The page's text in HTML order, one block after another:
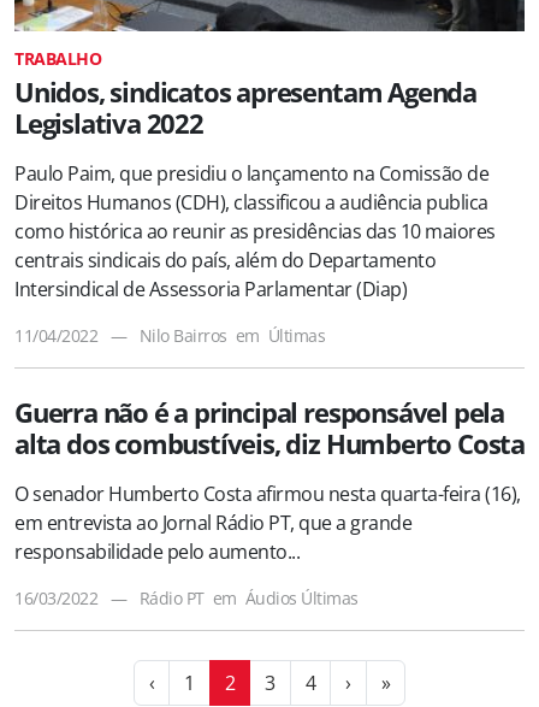
TRABALHO
Unidos, sindicatos apresentam Agenda
Legislativa 2022
Paulo Paim, que presidiu o lançamento na Comissão de
Direitos Humanos (CDH), classificou a audiência publica
como histórica ao reunir as presidências das 10 maiores
centrais sindicais do país, além do Departamento
Intersindical de Assessoria Parlamentar (Diap)
11/04/2022 — Nilo Bairros em Últimas
Guerra não é a principal responsável pela
alta dos combustíveis, diz Humberto Costa
O senador Humberto Costa afirmou nesta quarta-feira (16),
em entrevista ao Jornal Rádio PT, que a grande
responsabilidade pelo aumento...
16/03/2022 — Rádio PT em Áudios Últimas
‹ 1 2 3 4 › »